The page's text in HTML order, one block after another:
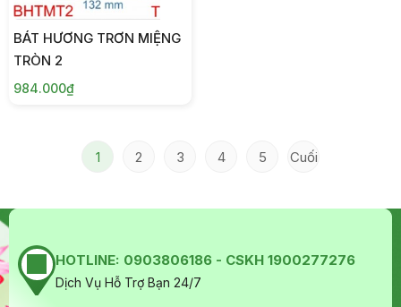
BÁT HƯƠNG TRƠN MIỆNG
TRÒN 2
984.000₫
1 2 3 4 5 Cuối
HOTLINE: 0903806186 - CSKH 1900277276
Dịch Vụ Hỗ Trợ Bạn 24/7